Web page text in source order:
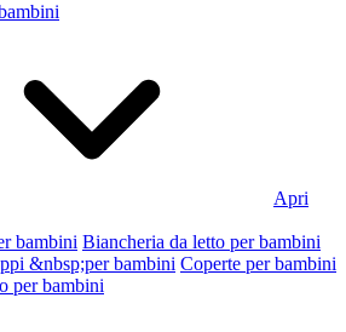
Apri
bambini Biancheria da letto per bambini
&nbsp;per bambini Coperte per bambini
per bambini